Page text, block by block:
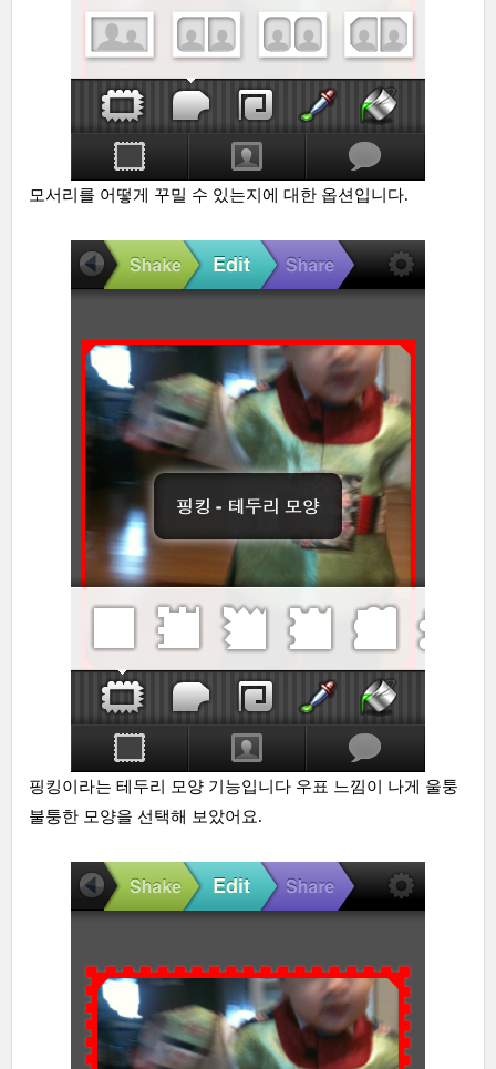
모서리를 어떻게 꾸밀 수 있는지에 대한 옵션입니다.
핑킹이라는 테두리 모양 기능입니다 우표 느낌이 나게 울퉁
불퉁한 모양을 선택해 보았어요.